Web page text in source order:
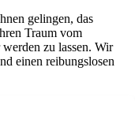
gelingen, das
Traum vom
zu lassen. Wir
einen reibungslosen